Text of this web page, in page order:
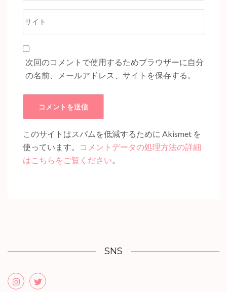
ル
*
イ
次回のコメントで使用するためブラウザーに自分
の名前、メールアドレス、サイトを保存する。
このサイトはスパムを低減するために Akismet を
使っています。
コメントデータの処理方法の詳細
はこちらをご覧ください
SNS